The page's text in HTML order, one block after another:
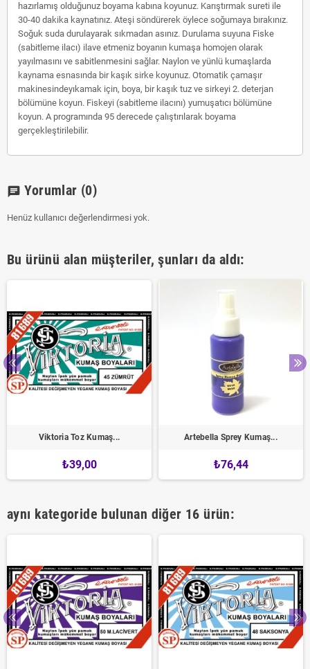
hazırlamış olduğunuz boyama kabına koyunuz. Karıştırmak sureti ile
30-40 dakika kaynatınız. Ateşi söndürerek öylece soğumaya bırakınız.
Soğuk suda durulayarak sıkmadan asınız. Durulama suyuna Fiske
(sabitleme ilacı) ilave etmeniz boyanın kumaşa homojen olarak
yayılmasını ve sabitlenmesini sağlar. Naylon ve yünlü kumaşlarda
kaynama esnasında bir kaşık sirke koyunuz. Otomatik çamaşır
makinesindeyıkamak için, boya, bir kaşık tuz ve sirkeyi 2. deterjan
bölümüne koyun. Fiskeyi (sabitleme ilacını) yumuşatıcı bölümüne
koyun. A programında 95 derecede çalıştırılarak boyama
gerçekleştirilebilir.
chat Yorumlar (0)
Henüz kullanıcı değerlendirmesi yok.
Bu ürünü alan müşteriler, şunları da aldı:
Viktoria Toz Kumaş...
₺39,00
Artebella Sprey Kumaş...
₺76,44
aynı kategoride bulunan diğer 16 ürün: